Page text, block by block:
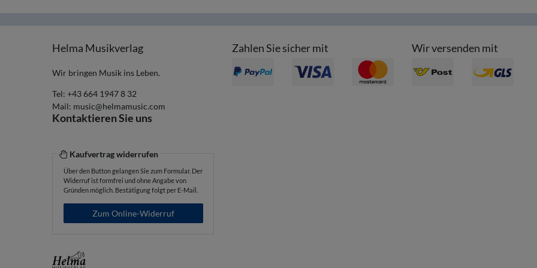
Helma Musikverlag
Wir bringen Musik ins Leben.
Tel: +43 664 1947 8 32
Mail: music@helmamusic.com
Kontaktieren Sie uns
Kaufvertrag widerrufen
Über den Button gelangen Sie zum Formular. Der
Widerruf ist formfrei und ohne Angabe von
Gründen möglich. Bestätigung folgt per E-Mail.
Zum Online-Widerruf
Zahlen Sie sicher mit Wir versenden mit